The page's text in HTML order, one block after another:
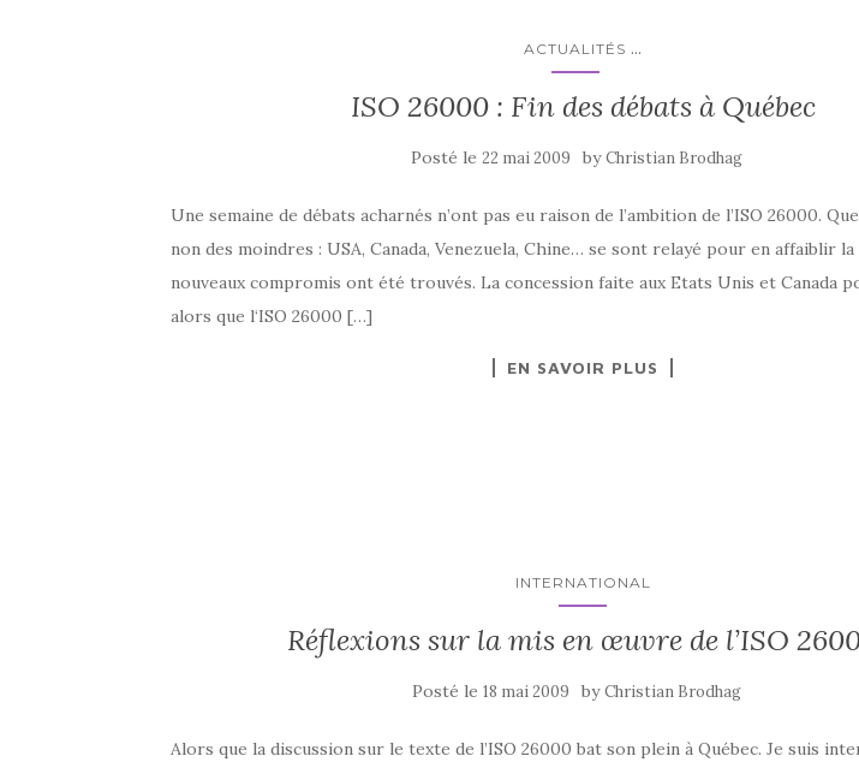
ACTUALITÉS ...
ISO 26000 : Fin des débats à Québec
Posté le22 mai 2009 byChristian Brodhag
Une semaine de débats acharnés n’ont pas eu raison de l’ambition de l’ISO 26000.
non des moindres : USA, Canada, Venezuela, Chine… se sont relayé pour en affaiblir
nouveaux compromis ont été trouvés. La concession faite aux Etats Unis et Canada
alors que l‘ISO 26000 […]
EN SAVOIR PLUS
INTERNATIONAL
Réflexions sur la mis en œuvre de l’ISO
Posté le18 mai 2009 byChristian Brodhag
Alors que la discussion sur le texte de l’ISO 26000 bat son plein à Québec. Je suis